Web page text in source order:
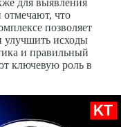
для выявления
что
позволяет
улучшить исходы
и правильный
ключевую роль в